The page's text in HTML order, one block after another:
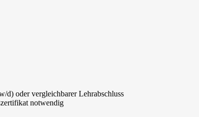
d) oder vergleichbarer Lehrabschluss
notwendig